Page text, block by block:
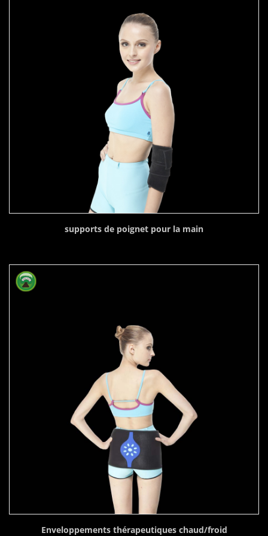
supports de poignet pour la main
Enveloppements thérapeutiques chaud/froid